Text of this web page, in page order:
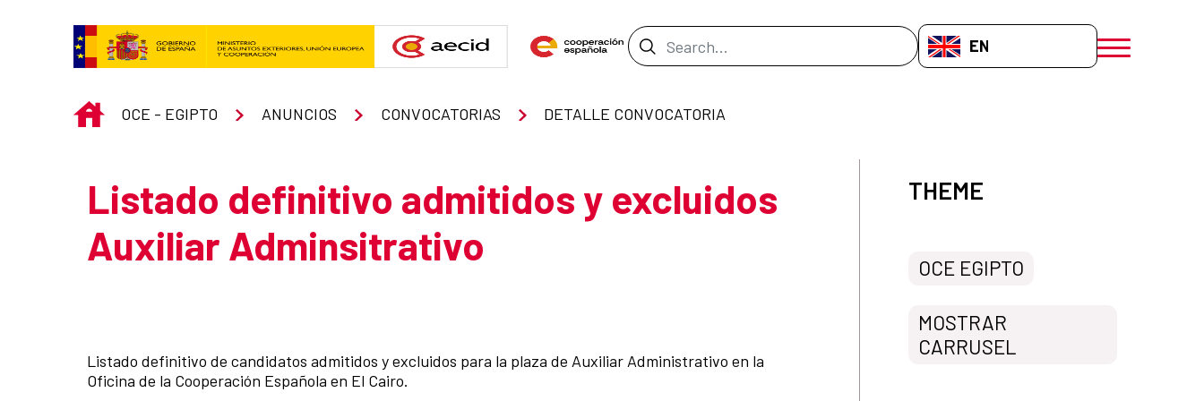
Search Bar EN-GB
menú móvil
INICIO
OCE - EGIPTO ANUNCIOS CONVOCATORIAS DETALLE CONVOCATORIA
Listado definitivo admitidos y excluidos
Auxiliar Adminsitrativo
Listado definitivo de candidatos admitidos y excluidos para la plaza de Auxiliar Administrativo en la
Oficina de la Cooperación Española en El Cairo.
THEME
OCE EGIPTO
MOSTRAR
CARRUSEL